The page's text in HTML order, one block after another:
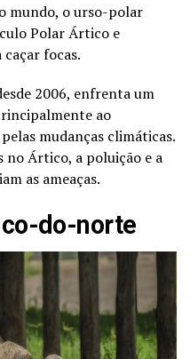
mundo, o urso-polar
Polar Ártico e
focas.
2006, enfrenta um
ao
mudanças climáticas.
no Ártico, a poluição e a
as ameaças.
do-norte